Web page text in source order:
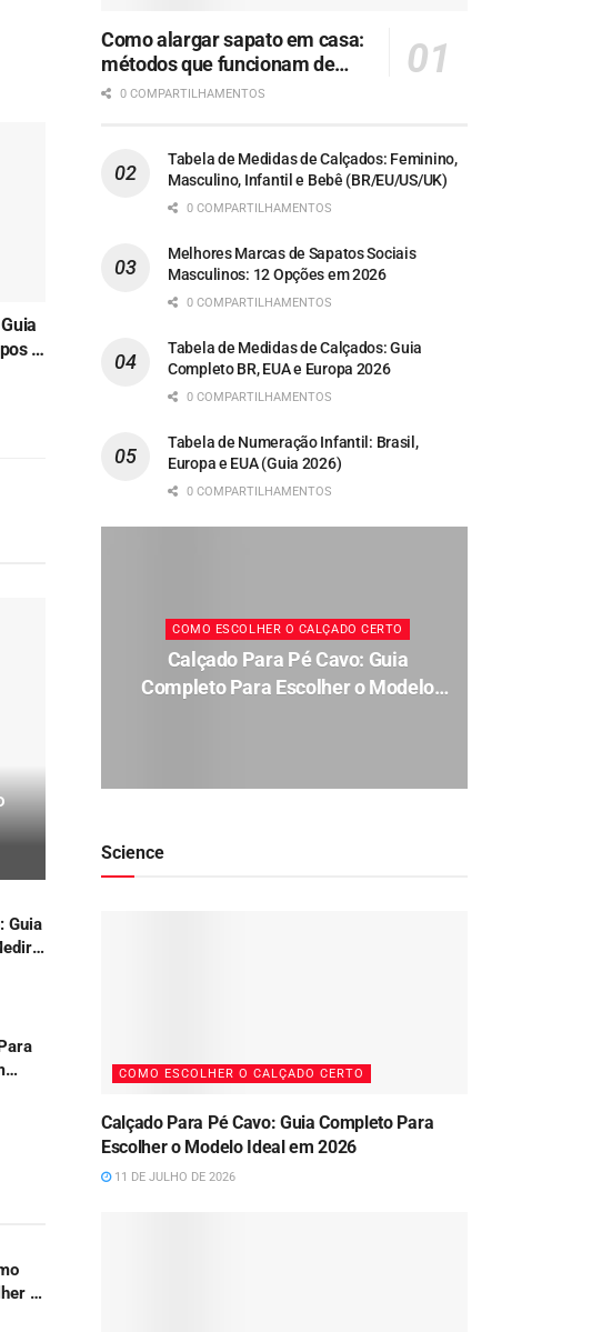
e
Guia
e
o
Como alargar sapato em casa:
métodos que funcionam de
verdade
0 COMPARTILHAMENTOS
Tabela de Medidas de Calçados: Feminino,
Masculino, Infantil e Bebê (BR/EU/US/UK)
0 COMPARTILHAMENTOS
Melhores Marcas de Sapatos Sociais
Masculinos: 12 Opções em 2026
0 COMPARTILHAMENTOS
Tabela de Medidas de Calçados: Guia
Completo BR, EUA e Europa 2026
0 COMPARTILHAMENTOS
Tabela de Numeração Infantil: Brasil,
Europa e EUA (Guia 2026)
0 COMPARTILHAMENTOS
COMO ESCOLHER O CALÇADO CERTO
Calçado Para Pé Cavo: Guia
Completo Para Escolher o Modelo
Science
COMO ESCOLHER O CALÇADO CERTO
Calçado Para Pé Cavo: Guia Completo Para
Escolher o Modelo Ideal em 2026
11 DE JULHO DE 2026